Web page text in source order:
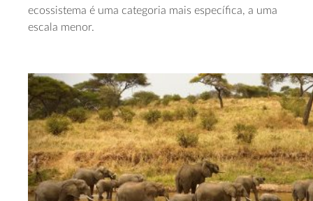
ecossistema é uma categoria mais específica, a uma
escala menor.